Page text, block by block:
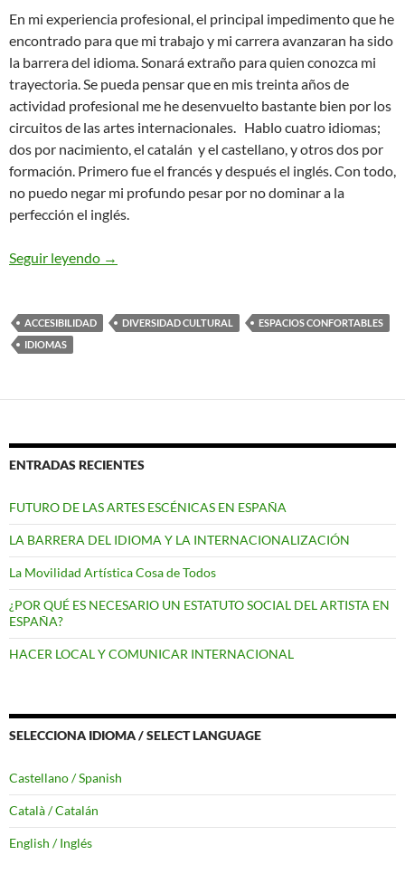
En mi experiencia profesional, el principal impedimento que he
encontrado para que mi trabajo y mi carrera avanzaran ha sido
la barrera del idioma. Sonará extraño para quien conozca mi
trayectoria. Se pueda pensar que en mis treinta años de
actividad profesional me he desenvuelto bastante bien por los
circuitos de las artes internacionales. Hablo cuatro idiomas;
dos por nacimiento, el catalán y el castellano, y otros dos por
formación. Primero fue el francés y después el inglés. Con todo,
no puedo negar mi profundo pesar por no dominar a la
perfección el inglés.
Seguir leyendo LA BARRERA DEL IDIOMA Y LA
→
ACCESIBILIDAD DIVERSIDAD CULTURAL
ESPACIOS CONFORTABLES
IDIOMAS
ENTRADAS RECIENTES
FUTURO DE LAS ARTES ESCÉNICAS EN ESPAÑA
LA BARRERA DEL IDIOMA Y LA INTERNACIONALIZACIÓN
La Movilidad Artística Cosa de Todos
¿POR QUÉ ES NECESARIO UN ESTATUTO SOCIAL DEL ARTISTA EN
ESPAÑA?
HACER LOCAL Y COMUNICAR INTERNACIONAL
SELECCIONA IDIOMA / SELECT LANGUAGE
Castellano / Spanish
Català / Catalán
English / Inglés